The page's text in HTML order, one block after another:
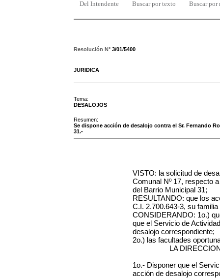
Del Intendente Buscar por texto Buscar por
Resolución N° 3/01/5400
JURIDICA
Tema:
DESALOJOS
Resumen:
Se dispone acción de desalojo contra el Sr. Fernando
31.-
VISTO: la solicitud de
Comunal Nº 17, respecto
del Barrio Municipal 31;
RESULTANDO: que los
C.I. 2.700.643-3, su
CONSIDERANDO: 1o.)
que el Servicio de
desalojo correspondiente;
2o.) las facultades
LA
1o.- Disponer que el
acción de desalojo